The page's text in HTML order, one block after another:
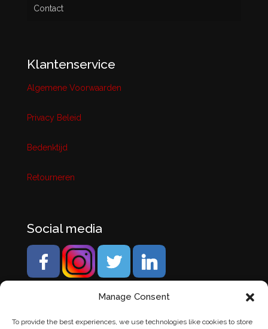
Manage Consent
To provide the best experiences, we use technologies like cookies to store
Contact
Klantenservice
Algemene Voorwaarden
Privacy Beleid
Bedenktijd
Retourneren
Social media